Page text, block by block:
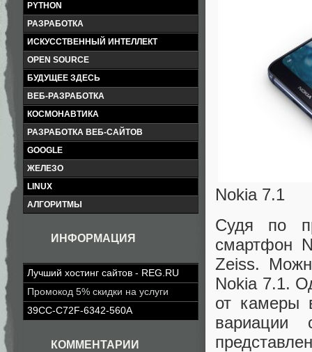
PYTHON
РАЗРАБОТКА
ИСКУССТВЕННЫЙ ИНТЕЛЛЕКТ
OPEN SOURCE
БУДУЩЕЕ ЗДЕСЬ
ВЕБ-РАЗРАБОТКА
КОСМОНАВТИКА
РАЗРАБОТКА ВЕБ-САЙТОВ
GOOGLE
ЖЕЛЕЗО
LINUX
АЛГОРИТМЫ
ИНФОРМАЦИЯ
Лучший хостинг сайтов - REG.RU
Промокод 5% скидки на услуги
39CC-C72F-6342-560A
КОММЕНТАРИИ
Nokia 7.1
Судя по
смартфон
Zeiss.
Nokia 7.1.
от камеры